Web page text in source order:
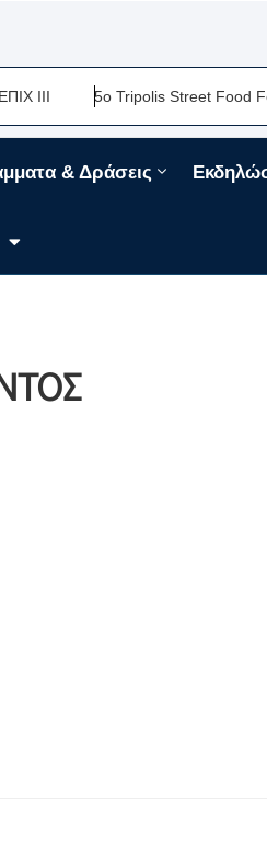
5ο Tripolis Street Food Festival-
& Δράσεις